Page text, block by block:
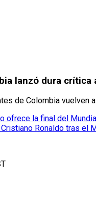
lanzó dura crítica
de Colombia vuelven
ofrece la final del
Ronaldo tras el